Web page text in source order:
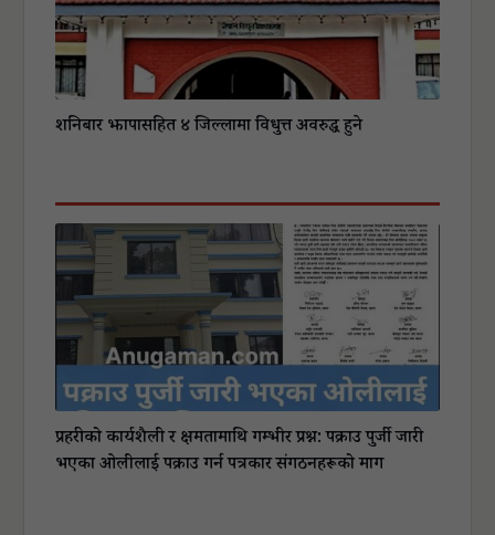
शनिबार झापासहित ४ जिल्लामा विधुत्त अवरुद्ध हुने
प्रहरीको कार्यशैली र क्षमतामाथि गम्भीर प्रश्न: पक्राउ पुर्जी जारी
भएका ओलीलाई पक्राउ गर्न पत्रकार संगठनहरूको माग